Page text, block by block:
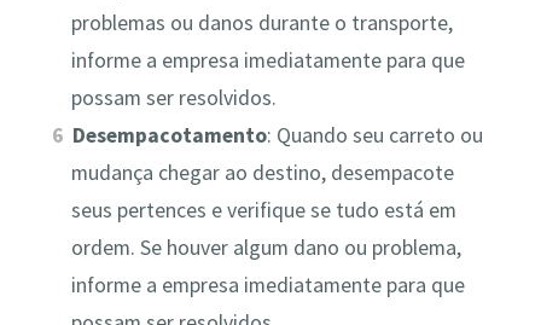
problemas ou danos durante o transporte,
informe a empresa imediatamente para que
possam ser resolvidos.
Desempacotamento: Quando seu carreto ou
mudança chegar ao destino, desempacote
seus pertences e verifique se tudo está em
ordem. Se houver algum dano ou problema,
informe a empresa imediatamente para que